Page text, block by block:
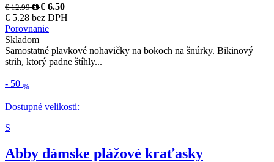
€ 12.99
€ 6.50
€ 5.28 bez DPH
Porovnanie
Skladom
Samostatné plavkové nohavičky na bokoch na šnúrky. Bikinový
strih, ktorý padne štíhly...
- 50 %
Dostupné velikosti:
S
Abby dámske plážové kraťasky